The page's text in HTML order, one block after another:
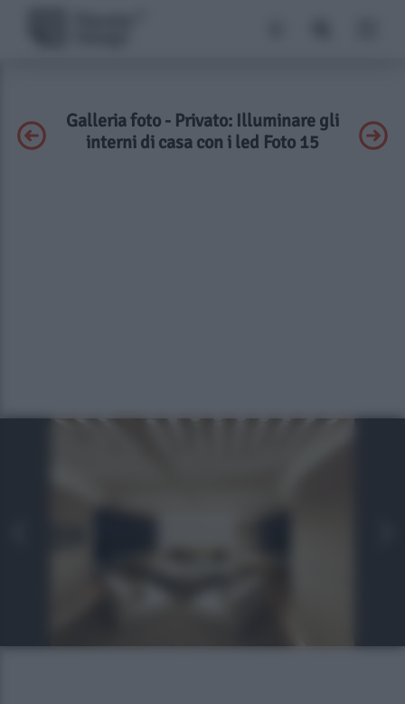
Galleria foto - Privato: Illuminare gli
interni di casa con i led Foto 15